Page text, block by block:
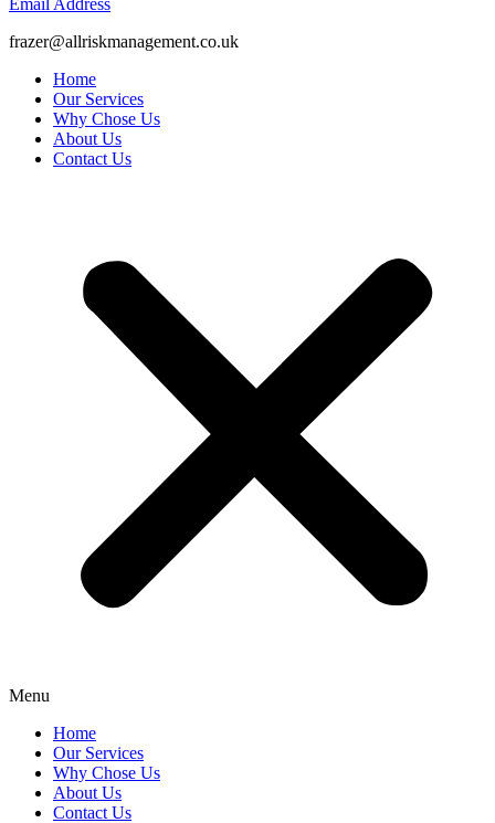
Email Address
frazer@allriskmanagement.co.uk
Home
Our Services
Why Chose Us
About Us
Contact Us
Menu
Home
Our Services
Why Chose Us
About Us
Contact Us